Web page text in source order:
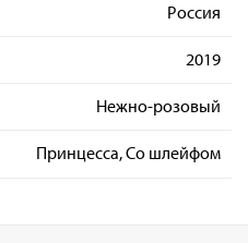
Россия
2019
Нежно-розовый
Принцесса, Со шлейфом